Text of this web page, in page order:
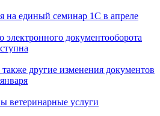
на единый семинар 1С в апреле
электронного документооборота
другие изменения документов
ветеринарные услуги